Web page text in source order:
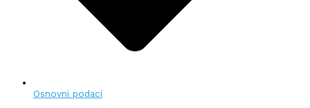
Osnovni podaci